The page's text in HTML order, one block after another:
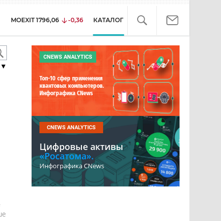
MOEXIT 1796,06 -0,36 КАТАЛОГ
▼
CNEWS ANALYTICS
Топ-10 сфер применения
квантовых компьютеров.
Инфографика CNews
CNEWS ANALYTICS
Цифровые активы
«Росатома».
Инфографика CNews